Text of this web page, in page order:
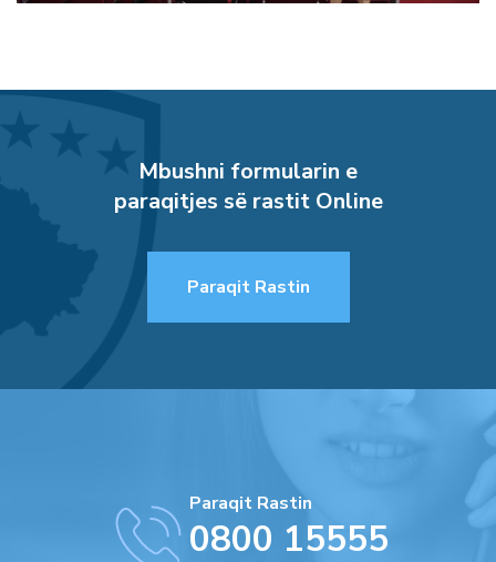
Mbushni formularin e
paraqitjes së rastit Online
Paraqit Rastin
Paraqit Rastin
0800 15555